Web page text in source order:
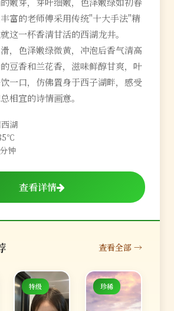
富的老师傅采用传统"十大手法"精
这一杯香清甘活的西湖龙井。
，色泽嫩绿微黄，冲泡后香气清高
豆香和兰花香，滋味鲜醇甘爽，叶
一口，仿佛置身于西子湖畔，感受
相宜的诗情画意。
湖
钟
查看详情
查看全部 →
特级 珍稀